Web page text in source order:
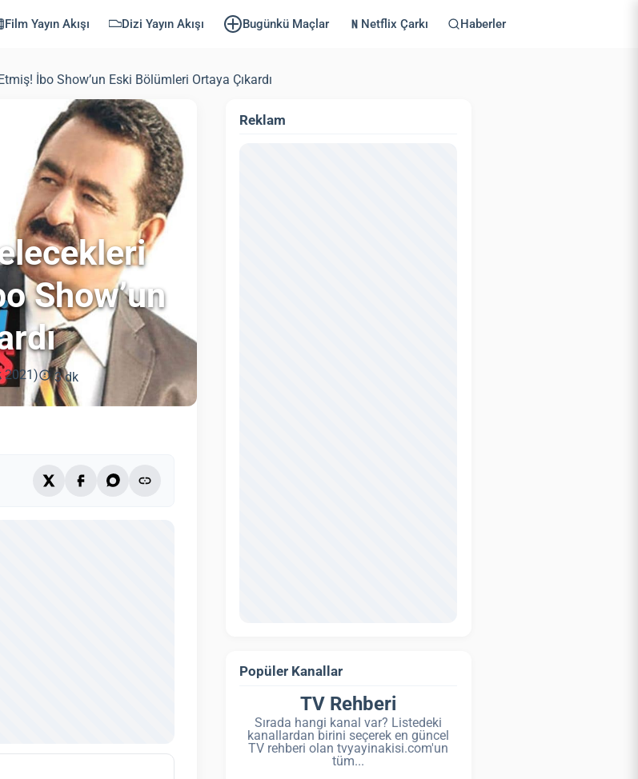
Film Yayın Akışı Dizi Yayın Akışı Bugünkü Maçlar Netflix Çarkı Haberler
İbo Show’un Eski Bölümleri Ortaya Çıkardı
Show’un
2021) 3 dk
Reklam
Popüler Kanallar
TV Rehberi
Sırada hangi kanal var? Listedeki
kanallardan birini seçerek en güncel
TV rehberi olan tvyayinakisi.com'un
tüm...